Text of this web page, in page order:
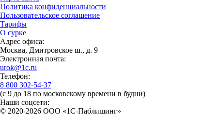
Политика конфиденциальности
Пользовательское соглашение
Тарифы
О сурке
Адрес офиса:
Москва, Дмитровское ш., д. 9
Электронная почта:
urok@1c.ru
Телефон:
8 800 302-54-37
(с 9 до 18 по московскому времени в будни)
Наши соцсети:
© 2020-2026 OOO «1С-Паблишинг»